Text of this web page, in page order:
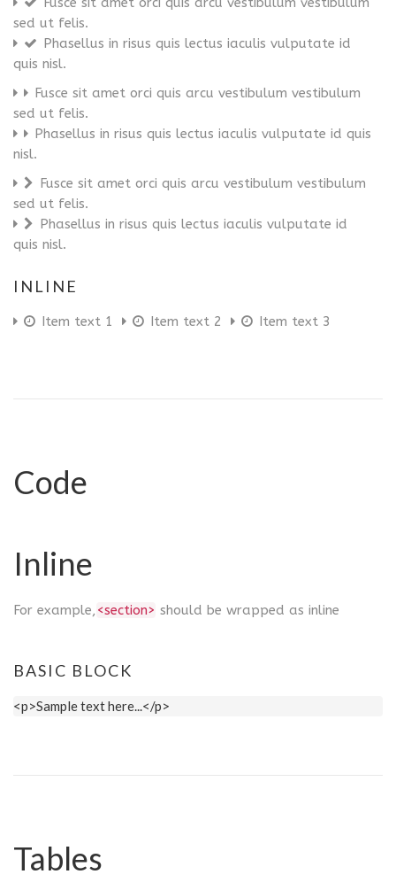
sed ut felis.
Phasellus in risus quis lectus iaculis vulputate id
quis nisl.
Fusce sit amet orci quis arcu vestibulum vestibulum
sed ut felis.
Phasellus in risus quis lectus iaculis vulputate id quis
nisl.
Fusce sit amet orci quis arcu vestibulum vestibulum
sed ut felis.
Phasellus in risus quis lectus iaculis vulputate id
quis nisl.
INLINE
Item text 1 Item text 2 Item text 3
Code
Inline
For example, <section> should be wrapped as inline
BASIC BLOCK
<p>Sample text here...</p>
Tables